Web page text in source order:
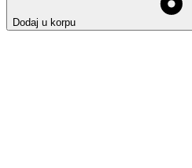
Dodaj u korpu